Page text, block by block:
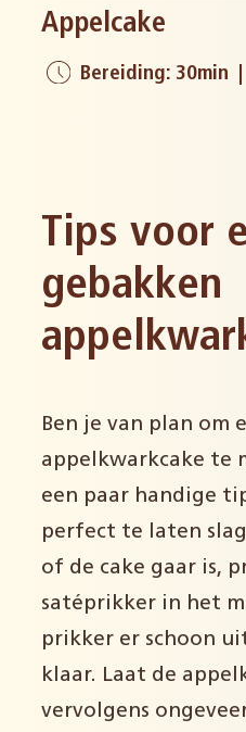
Appelcake
Bereiding: 30min
Tips voor
gebakken
Ben je van plan om
appelkwarkcake te
een paar handige
perfect te laten
of de cake gaar is,
satéprikker in het
prikker er schoon
klaar. Laat de
vervolgens